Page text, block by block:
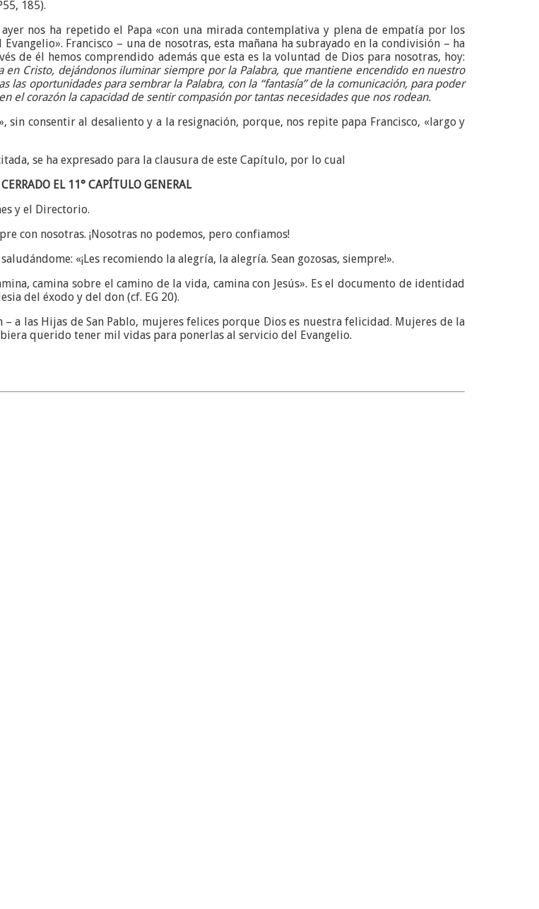
185).
nos ha repetido el Papa «con una mirada contemplativa y plena de empatía por los
Francisco – una de nosotras, esta mañana ha subrayado en la condivisión – ha
de él hemos comprendido además que esta es la voluntad de Dios para nosotras, hoy:
Cristo, dejándonos iluminar siempre por la Palabra, que mantiene encendido en nuestro
las oportunidades para sembrar la Palabra, con la “fantasía” de la comunicación, para poder
corazón la capacidad de sentir compasión por tantas necesidades que nos rodean.
consentir al desaliento y a la resignación, porque, nos repite papa Francisco, «largo y
se ha expresado para la clausura de este Capítulo, por lo cual
EL 11° CAPÍTULO GENERAL
y el Directorio.
con nosotras. ¡Nosotras no podemos, pero confiamos!
«¡Les recomiendo la alegría, la alegría. Sean gozosas, siempre!».
camina sobre el camino de la vida, camina con Jesús». Es el documento de identidad
del éxodo y del don (cf. EG 20).
a las Hijas de San Pablo, mujeres felices porque Dios es nuestra felicidad. Mujeres de la
querido tener mil vidas para ponerlas al servicio del Evangelio.